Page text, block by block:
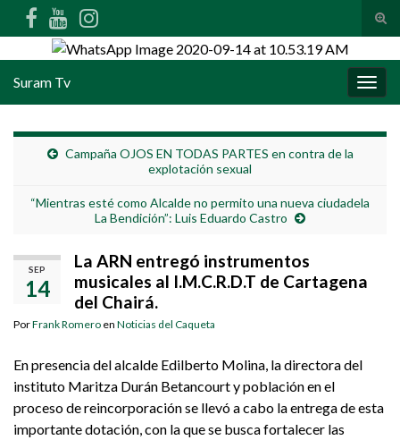
Search for:
Suram Tv
Campaña OJOS EN TODAS PARTES en contra de la
explotación sexual
“Mientras esté como Alcalde no permito una nueva ciudadela
La Bendición”: Luis Eduardo Castro
SEP
14
La ARN entregó instrumentos
musicales al I.M.C.R.D.T de Cartagena
del Chairá.
PorFrank Romero en Noticias del Caqueta
En presencia del alcalde Edilberto Molina, la directora del
instituto Maritza Durán Betancourt y población en el
proceso de reincorporación se llevó a cabo la entrega de esta
importante dotación, con la que se busca fortalecer las